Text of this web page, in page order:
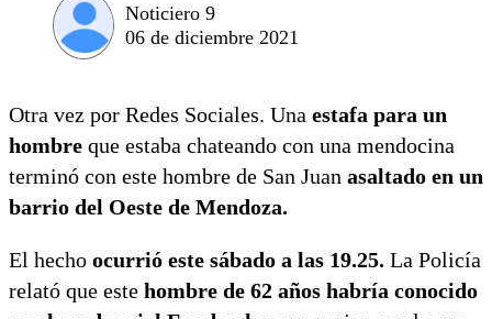
Noticiero 9
06 de diciembre 2021
Otra vez por Redes Sociales. Una estafa para un
hombre que estaba chateando con una mendocina
terminó con este hombre de San Juan asaltado en un
barrio del Oeste de Mendoza.
El hecho ocurrió este sábado a las 19.25. La Policía
relató que este hombre de 62 años habría conocido